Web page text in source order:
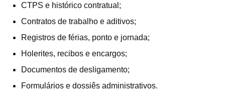
CTPS e histórico contratual;
Contratos de trabalho e aditivos;
Registros de férias, ponto e jornada;
Holerites, recibos e encargos;
Documentos de desligamento;
Formulários e dossiês administrativos.